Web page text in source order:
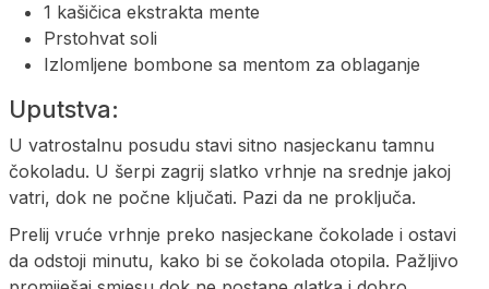
1 kašičica ekstrakta mente
Prstohvat soli
Izlomljene bombone sa mentom za oblaganje
Uputstva:
U vatrostalnu posudu stavi sitno nasjeckanu tamnu
čokoladu. U šerpi zagrij slatko vrhnje na srednje jakoj
vatri, dok ne počne ključati. Pazi da ne proključa.
Prelij vruće vrhnje preko nasjeckane čokolade i ostavi
da odstoji minutu, kako bi se čokolada otopila. Pažljivo